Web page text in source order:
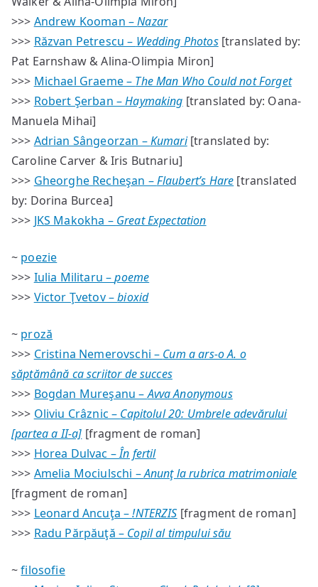
>>> Andrew Kooman –Nazar
>>> Răzvan Petrescu – Wedding Photos[translated by:
Pat Earnshaw & Alina-Olimpia Miron]
>>> Michael Graeme – The Man Who Could not Forget
>>> Robert Şerban –Haymaking [translated by: Oana-
Manuela Mihai]
>>> Adrian Sângeorzan –Kumari[translated by:
Caroline Carver & Iris Butnariu]
>>> Gheorghe Recheşan –Flaubert’s Hare [translated
by: Dorina Burcea]
>>> JKS Makokha – Great Expectation
~ poezie
>>> Iulia Militaru –poeme
>>> Victor Ţvetov –bioxid
~ proză
>>> Cristina Nemerovschi – Cum a ars-o A. o
săptămână ca scriitor de succes
>>> Bogdan Mureşanu –Avva Anonymous
>>> Oliviu Crâznic – Capitolul 20: Umbrele adevărului
[partea a II-a] [fragment de roman]
>>> Horea Dulvac –În fertil
>>> Amelia Mociulschi –Anunţ la rubrica matrimoniale
[fragment de roman]
>>> Leonard Ancuţa –!NTERZIS[fragment de roman]
>>> Radu Părpăuţă – Copil al timpului său
~filosofie